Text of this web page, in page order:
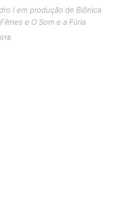
I em produção de Biônica
e O Som e a Fúria